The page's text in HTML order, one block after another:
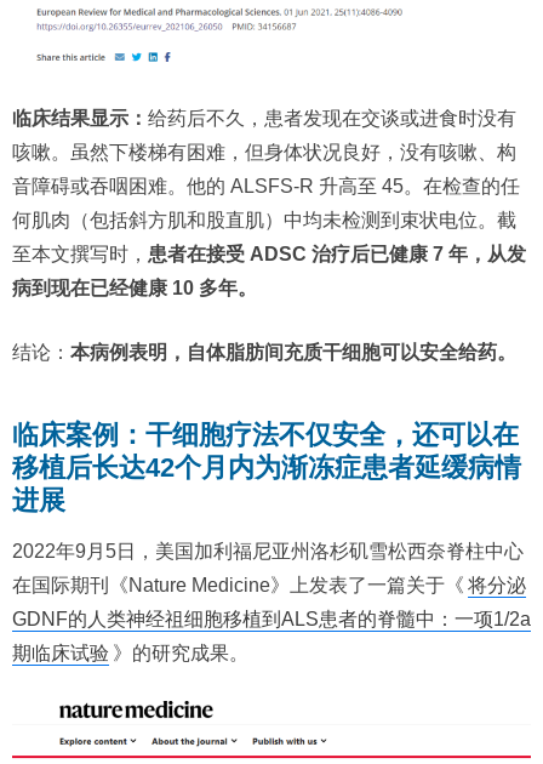
临床结果显示： 给药后不久，患者发现在交谈或进食时没有
咳嗽。虽然下楼梯有困难，但身体状况良好，没有咳嗽、构
音障碍或吞咽困难。他的 ALSFS-R 升高至 45。在检查的任
何肌肉（包括斜方肌和股直肌）中均未检测到束状电位。截
至本文撰写时， 患者在接受 ADSC 治疗后已健康 7 年，从发
病到现在已经健康 10 多年。
结论： 本病例表明，自体脂肪间充质干细胞可以安全给药。
临床案例：干细胞疗法不仅安全，还可以在
移植后长达42个月内为渐冻症患者延缓病情
进展
2022年9月5日，美国加利福尼亚州洛杉矶雪松西奈脊柱中心
在国际期刊《Nature Medicine》上发表了一篇关于《 将分泌
GDNF的人类神经祖细胞移植到ALS患者的脊髓中：一项1/2a
期临床试验 》的研究成果。